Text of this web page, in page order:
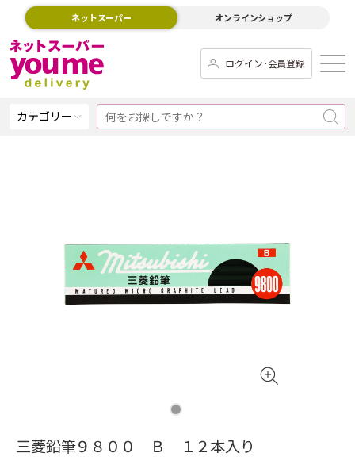
ネットスーパー オンラインショップ
ログイン･会員登録
カテゴリー
三菱鉛筆９８００ Ｂ １２本入り